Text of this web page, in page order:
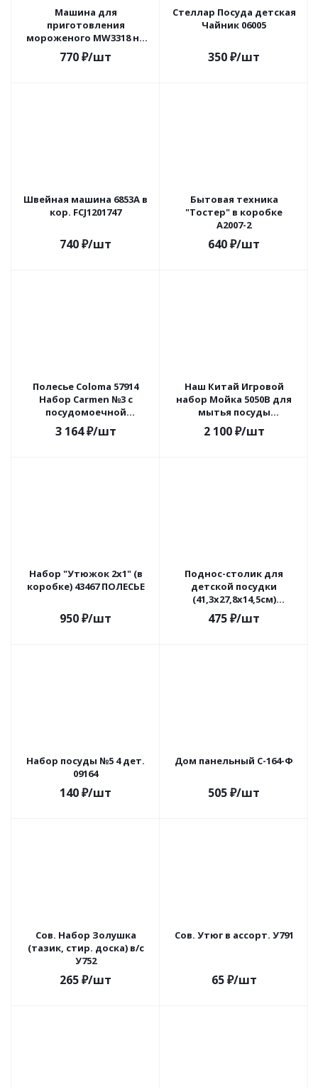
Машина для
приготовления
мороженого MW3318 на
бат. в кор.
770₽/шт
Стеллар Посуда детская
Чайник 06005
350₽/шт
Швейная машина 6853A в
кор. FCJ1201747
740₽/шт
Бытовая техника
"Тостер" в коробке
A2007-2
640₽/шт
Полесье Coloma 57914
Набор Carmen №3 с
посудомоечной
машиной и мойкой в/к
3 164₽/шт
Наш Китай Игровой
набор Мойка 5050В для
мытья посуды
(раковина, аксесс.,
посудка, сенсорное вкл.
2 100₽/шт
Набор "Утюжок 2х1" (в
коробке) 43467 ПОЛЕСЬЕ
950₽/шт
Поднос-столик для
детской посудки
(41,3х27,8х14,5см)
ПОЛЕСЬЕ 61744
475₽/шт
Набор посуды №5 4 дет.
09164
140₽/шт
Дом панельный С-164-Ф
505₽/шт
Сов. Набор Золушка
(тазик, стир. доска) в/с
У752
265₽/шт
Сов. Утюг в ассорт. У791
65₽/шт